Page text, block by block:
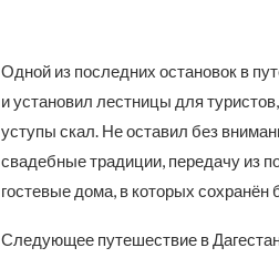
Одной из последних остановок в
и установил лестницы для
уступы скал. Не оставил без
свадебные традиции, передачу из
гостевые дома, в которых сохранён
Следующее путешествие в